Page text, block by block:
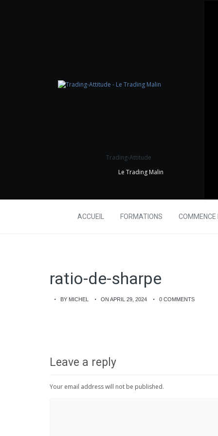
Trading-Attitude
Le Trading Malin
ACCUEIL FORMATIONS COMMENCE
ratio-de-sharpe
BY MICHEL ON APRIL 29, 2024 0 COMMENTS
Leave a reply
Your email address will not be published.